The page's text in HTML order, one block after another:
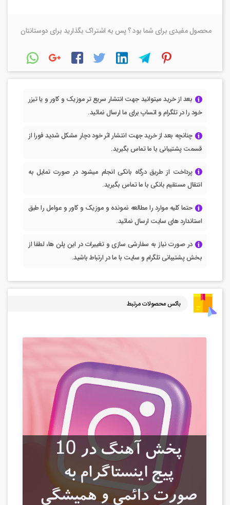
محصول مفیدی برای شما بود ؟ پس به اشتراک بگذارید برای دوستانتان
بعد از خرید میتوانید جهت انتشار سریع تر موزیک و کاور و یا تیزر
خود را در تلگرام و اتساپ برای ما ارسال نمائید.
چنانچه بعد از خرید جهت انتشار اثر خود دچار مشکل شدید فورا از
قسمت پشتیبانی با ما تماس بگیرید.
پرداخت از طریق درگاه بانکی انجام میشود در صورت تمایل به
انتقال مستقیم بانکی با ما تماس بگیرید.
حتما کلیه موارد را مطالعه نمونده و موزیک و کاور و عوامل را طبق
استاندارد های سایت ارسال نمائید.
در صورت نیاز به سفارشی سازی و تغییرات در این پلن ها، لطفا از
بخش پشتیبانی تلگرام و سایت با ما در ارتباط باشید.
باکس محصولات مرتبط